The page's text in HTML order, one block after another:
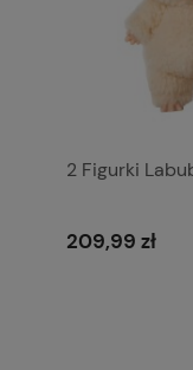
2 Figurki
209,99 zł